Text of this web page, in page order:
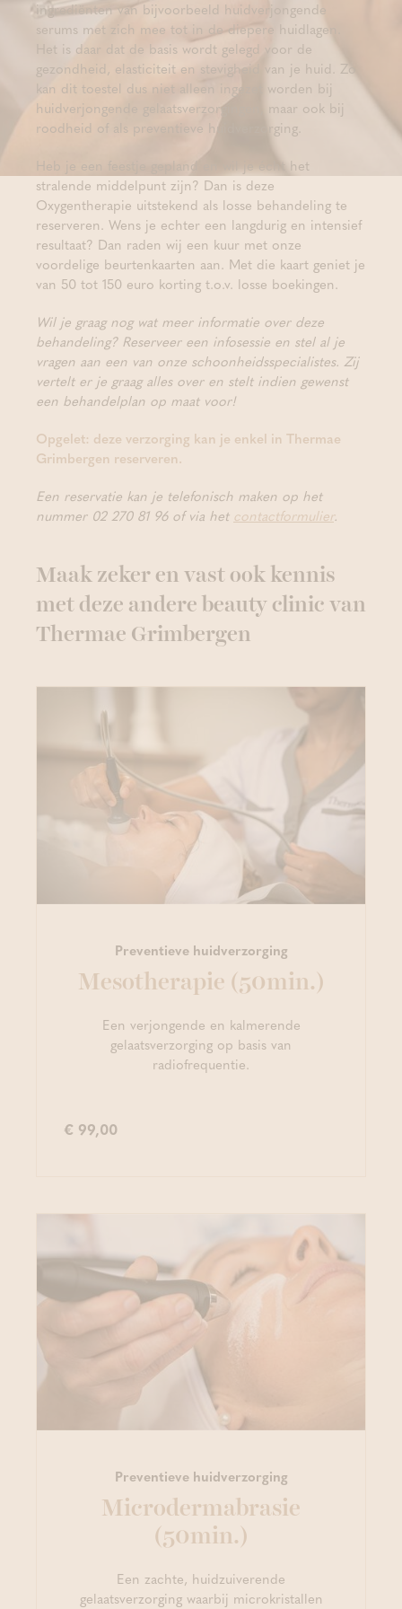
ingrediënten van bijvoorbeeld huidverjongende
serums met zich mee tot in de diepere huidlagen.
Het is daar dat de basis wordt gelegd voor de
gezondheid, elasticiteit en stevigheid van je huid. Zo
kan dit toestel dus niet alleen ingezet worden bij
huidverjongende gelaatsverzorgingen, maar ook bij
roodheid of als preventieve huidverzorging.
Heb je een feestje gepland en wil je écht het
stralende middelpunt zijn? Dan is deze
Oxygentherapie uitstekend als losse behandeling te
reserveren. Wens je echter een langdurig en intensief
resultaat? Dan raden wij een kuur met onze
voordelige beurtenkaarten aan. Met die kaart geniet je
van 50 tot 150 euro korting t.o.v. losse boekingen.
Wil je graag nog wat meer informatie over deze
behandeling? Reserveer een infosessie en stel al je
vragen aan een van onze schoonheidsspecialistes. Zij
vertelt er je graag alles over en stelt indien gewenst
een behandelplan op maat voor!
Opgelet: deze verzorging kan je enkel in Thermae
Grimbergen reserveren.
Een reservatie kan je telefonisch maken op het
nummer 02 270 81 96 of via het contactformulier.
Maak zeker en vast ook kennis
met deze andere beauty clinic van
Thermae Grimbergen
Preventieve huidverzorging
Mesotherapie (50min.)
Een verjongende en kalmerende
gelaatsverzorging op basis van
radiofrequentie.
€ 99,00
Preventieve huidverzorging
Microdermabrasie
(50min.)
Een zachte, huidzuiverende
gelaatsverzorging waarbij microkristallen